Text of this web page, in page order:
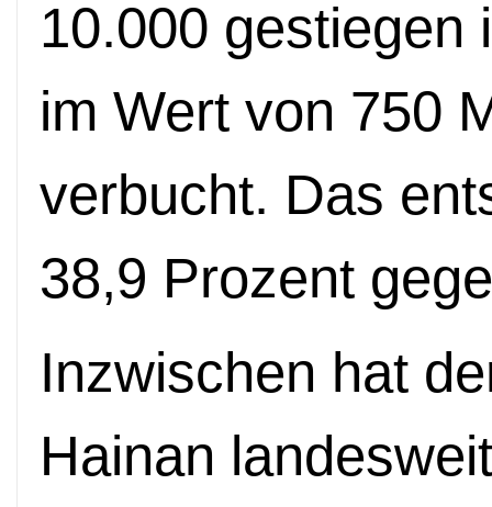
10.000 gestiegen
im Wert von 750
verbucht. Das
38,9 Prozent
Inzwischen hat
Hainan